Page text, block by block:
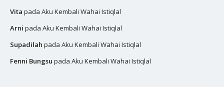
Vita pada Aku Kembali Wahai Istiqlal
Arni pada Aku Kembali Wahai Istiqlal
Supadilah pada Aku Kembali Wahai Istiqlal
Fenni Bungsu pada Aku Kembali Wahai Istiqlal